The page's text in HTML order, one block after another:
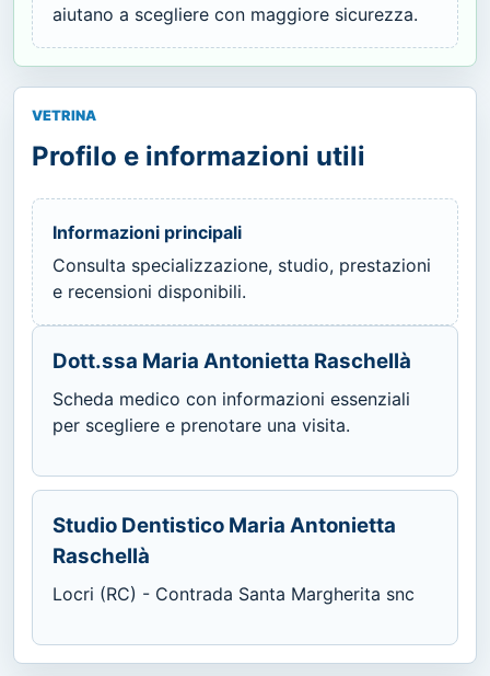
aiutano a scegliere con maggiore sicurezza.
VETRINA
Profilo e informazioni utili
Informazioni principali
Consulta specializzazione, studio, prestazioni
e recensioni disponibili.
Dott.ssa Maria Antonietta Raschellà
Scheda medico con informazioni essenziali
per scegliere e prenotare una visita.
Studio Dentistico Maria Antonietta
Raschellà
Locri (RC) - Contrada Santa Margherita snc